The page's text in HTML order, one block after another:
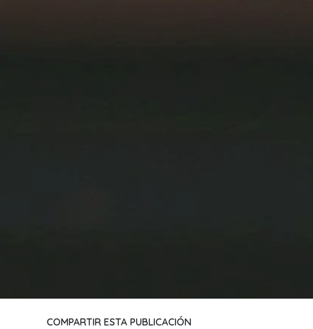
COMPARTIR ESTA PUBLICACIÓN